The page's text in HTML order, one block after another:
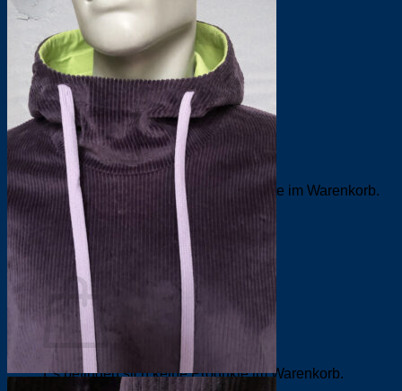
nach:
Anmelden
Warenkorb /0,00€ 0
Es befinden sich keine Produkte im Warenkorb.
Zurück zum Shop
Warenkorb
Es befinden sich keine Produkte im Warenkorb.